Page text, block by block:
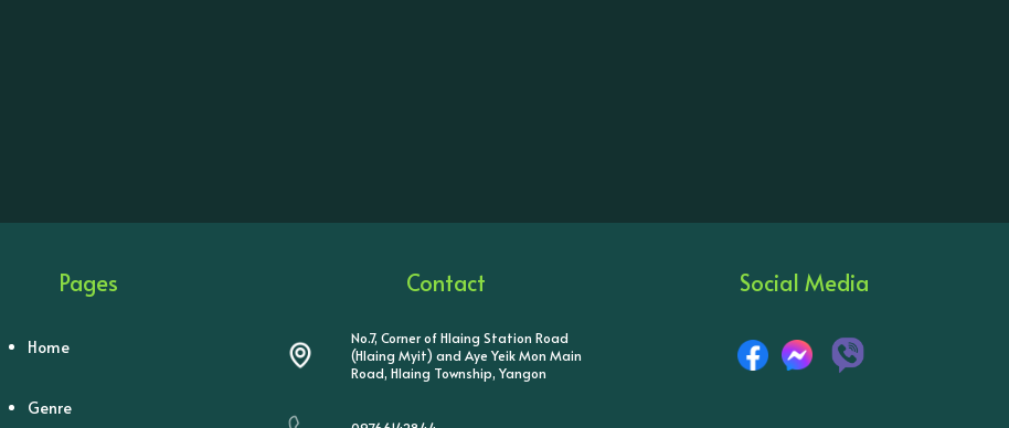
Pages
Home
Genre
Contact
No.7, Corner of Hlaing Station Road
(Hlaing Myit) and Aye Yeik Mon Main
Road, Hlaing Township, Yangon
Social Media